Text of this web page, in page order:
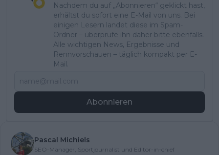
Nachdem du auf „Abonnieren“ geklickt hast,
erhältst du sofort eine E-Mail von uns. Bei
einigen Lesern landet diese im Spam-
Ordner – überprüfe ihn daher bitte ebenfalls.
Alle wichtigen News, Ergebnisse und
Rennvorschauen – täglich kompakt per E-
Mail.
Abonnieren
Pascal Michiels
SEO-Manager, Sportjournalist und Editor-in-chief